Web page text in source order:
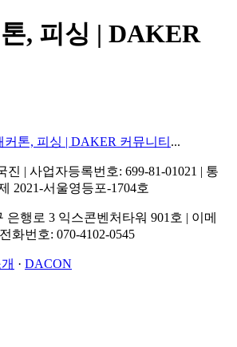
, 피싱 | DAKER
커톤, 피싱 | DAKER 커뮤니티 ...
진 | 사업자등록번호: 699-81-01021 | 통
2021-서울영등포-1704호
행로 3 익스콘벤처타워 901호 | 이메
화번호: 070-4102-0545
· DACON